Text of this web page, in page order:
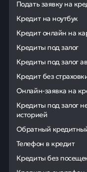
Подать заявку на
Кредит на ноутбук
Кредит онлайн на
Кредиты под залог
Кредиты под залог
Кредит без
Онлайн-заявка на
Кредиты под залог
историей
Обратный
Телефон в кредит
Кредиты без